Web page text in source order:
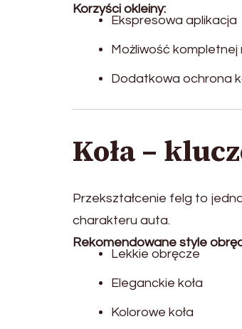
Korzyści okleiny:
Ekspresowa aplikacja
Możliwość
Dodatkowa ochrona
Koła –
Przekształcenie felg to
charakteru auta.
Rekomendowane style
Lekkie obręcze
Eleganckie koła
Kolorowe koła